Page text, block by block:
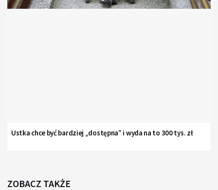
Ustka chce być bardziej „dostępna” i wyda na to 300 tys. zł
ZOBACZ TAKŻE